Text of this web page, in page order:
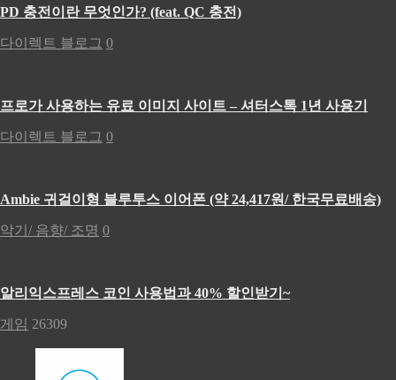
PD 충전이란 무엇인가? (feat. QC 충전)
다이렉트 블로그 0
프로가 사용하는 유료 이미지 사이트 – 셔터스톡 1년 사용기
다이렉트 블로그 0
Ambie 귀걸이형 블루투스 이어폰 (약 24,417원/ 한국무료배송)
악기/ 음향/ 조명 0
알리익스프레스 코인 사용법과 40% 할인받기~
게임 26309